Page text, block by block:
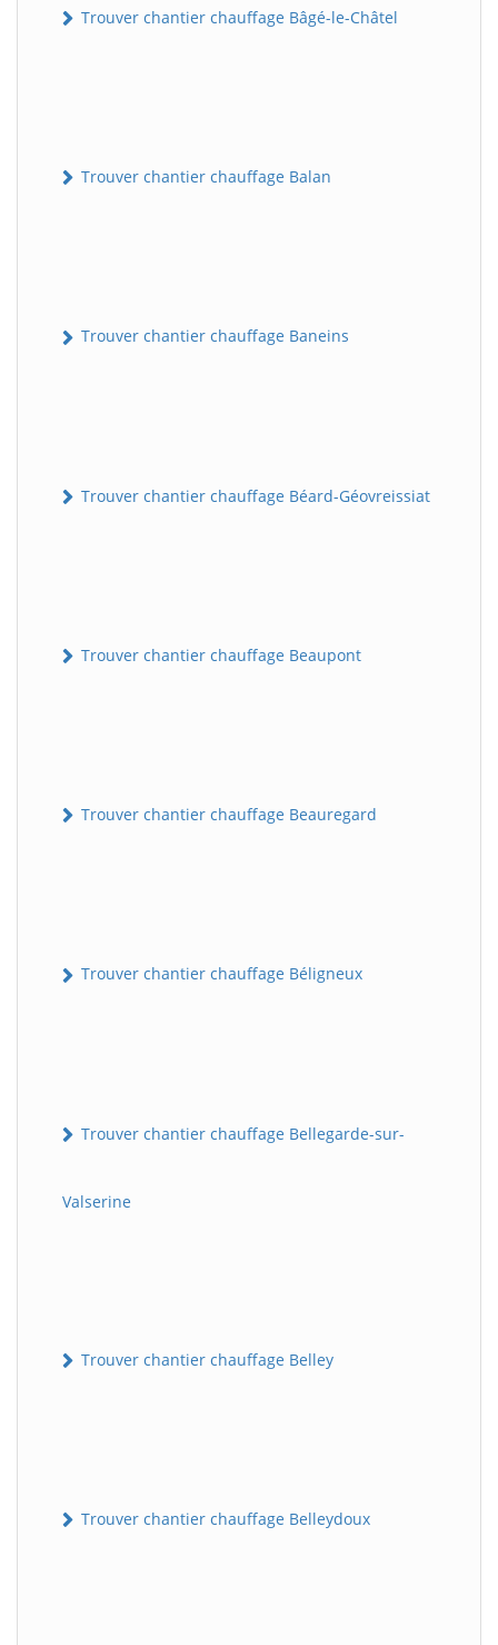
Trouver chantier chauffage Bâgé-le-Châtel
Trouver chantier chauffage Balan
Trouver chantier chauffage Baneins
Trouver chantier chauffage Béard-Géovreissiat
Trouver chantier chauffage Beaupont
Trouver chantier chauffage Beauregard
Trouver chantier chauffage Béligneux
Trouver chantier chauffage Bellegarde-sur-
Valserine
Trouver chantier chauffage Belley
Trouver chantier chauffage Belleydoux